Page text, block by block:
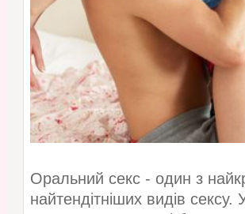
Оральний секс - один з
найтендітніших видів сексу.